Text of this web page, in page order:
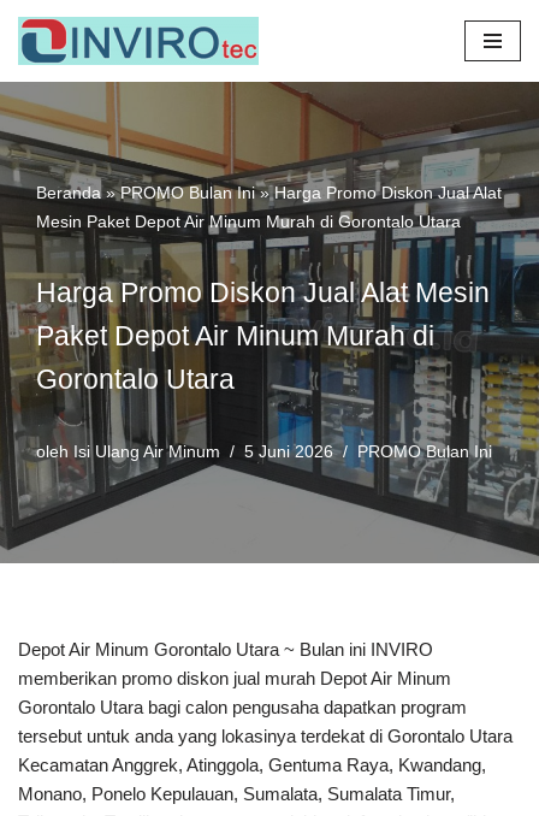
Lompat
konten
Beranda»PROMO Bulan Ini»Harga Promo Diskon Jual Alat
Mesin Paket Depot Air Minum Murah di Gorontalo Utara
Harga Promo Diskon Jual Alat Mesin
Paket Depot Air Minum Murah di
Gorontalo Utara
oleh Isi Ulang Air Minum 5 Juni 2026 PROMO Bulan Ini
Depot Air Minum Gorontalo Utara ~ Bulan ini INVIRO
memberikan promo diskon jual murah Depot Air Minum
Gorontalo Utara bagi calon pengusaha dapatkan program
tersebut untuk anda yang lokasinya terdekat di Gorontalo Utara
Kecamatan Anggrek, Atinggola, Gentuma Raya, Kwandang,
Monano, Ponelo Kepulauan, Sumalata, Sumalata Timur,